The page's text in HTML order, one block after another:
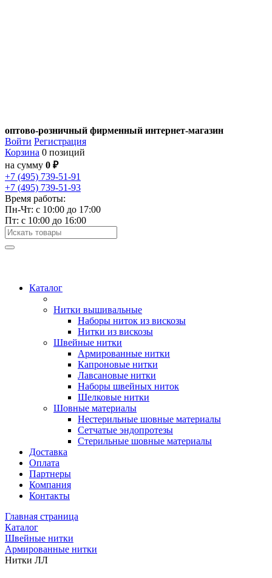
оптово-розничный фирменный интернет-магазин
Войти Регистрация
Корзина 0 позиций
на сумму 0 ₽
+7 (495) 739-51-91
+7 (495) 739-51-93
Время работы:
Пн-Чт: c 10:00 до 17:00
Пт: с 10:00 до 16:00
Каталог
Нитки вышивальные
Наборы ниток из вискозы
Нитки из вискозы
Швейные нитки
Армированные нитки
Капроновые нитки
Лавсановые нитки
Наборы швейных ниток
Шелковые нитки
Шовные материалы
Нестерильные шовные материалы
Сетчатые эндопротезы
Стерильные шовные материалы
Доставка
Оплата
Партнеры
Компания
Контакты
Главная страница
Каталог
Швейные нитки
Армированные нитки
Нитки ЛЛ